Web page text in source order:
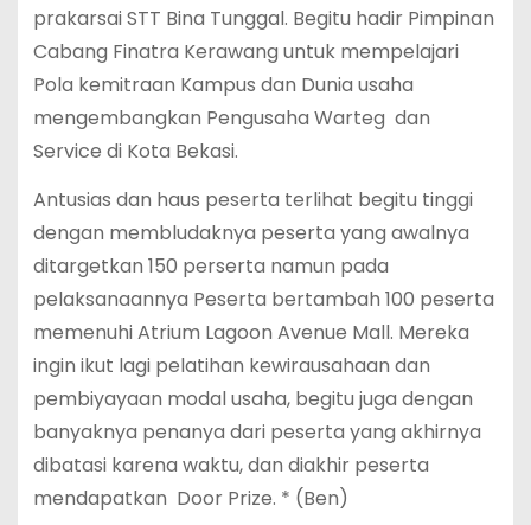
prakarsai STT Bina Tunggal. Begitu hadir Pimpinan
Cabang Finatra Kerawang untuk mempelajari
Pola kemitraan Kampus dan Dunia usaha
mengembangkan Pengusaha Warteg dan
Service di Kota Bekasi.
Antusias dan haus peserta terlihat begitu tinggi
dengan membludaknya peserta yang awalnya
ditargetkan 150 perserta namun pada
pelaksanaannya Peserta bertambah 100 peserta
memenuhi Atrium Lagoon Avenue Mall. Mereka
ingin ikut lagi pelatihan kewirausahaan dan
pembiyayaan modal usaha, begitu juga dengan
banyaknya penanya dari peserta yang akhirnya
dibatasi karena waktu, dan diakhir peserta
mendapatkan Door Prize. * (Ben)